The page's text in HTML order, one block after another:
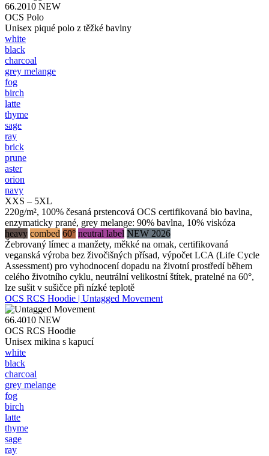
66.2010 NEW
OCS Polo
Unisex piqué polo z těžké bavlny
white
black
charcoal
grey melange
fog
birch
latte
thyme
sage
ray
brick
prune
aster
orion
navy
XXS – 5XL
220g/m², 100% česaná prstencová OCS certifikovaná bio bavlna,
enzymaticky prané, grey melange: 90% bavlna, 10% viskóza
heavy combed 60° neutral label NEW 2026
Žebrovaný límec a manžety, měkké na omak, certifikovaná
veganská výroba bez živočišných přísad, výpočet LCA (Life Cycle
Assessment) pro vyhodnocení dopadu na životní prostředí během
celého životního cyklu, neutrální velikostní štítek, pratelné na 60°,
lze sušit v sušičce při nízké teplotě
OCS RCS Hoodie | Untagged Movement
66.4010 NEW
OCS RCS Hoodie
Unisex mikina s kapucí
white
black
charcoal
grey melange
fog
birch
latte
thyme
sage
ray